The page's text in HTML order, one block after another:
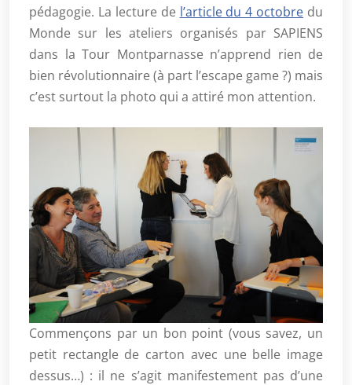
pédagogie. La lecture de l’article du 4 octobre du
Monde sur les ateliers organisés par SAPIENS
dans la Tour Montparnasse n’apprend rien de
bien révolutionnaire (à part l’escape game ?) mais
c’est surtout la photo qui a attiré mon attention.
Commençons par un bon point (vous savez, un
petit rectangle de carton avec une belle image
dessus…) : il ne s’agit manifestement pas d’une